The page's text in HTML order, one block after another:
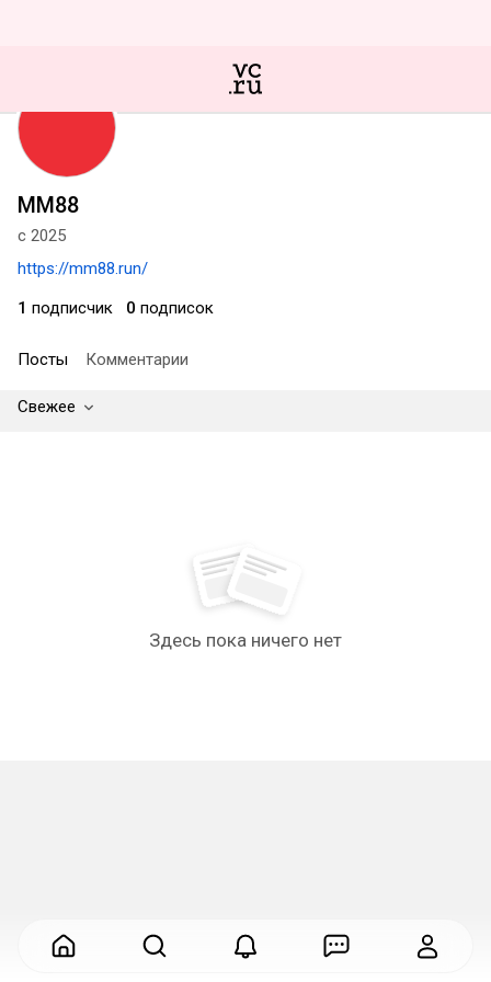
MM88
с 2025
https://mm88.run/
1 подписчик 0 подписок
Посты Комментарии
Свежее
Здесь пока ничего нет